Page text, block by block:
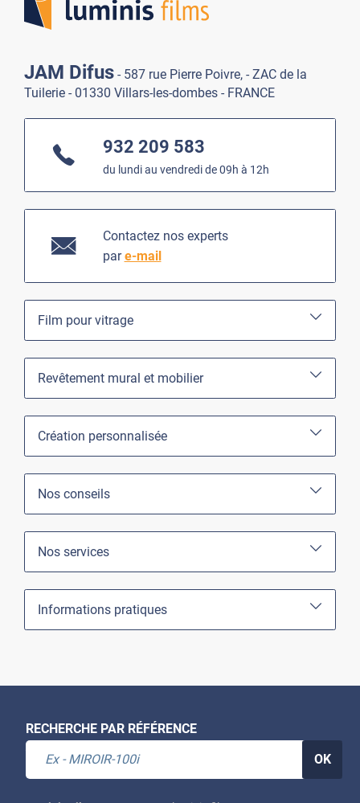
JAM Difus - 587 rue Pierre Poivre, - ZAC de la
Tuilerie - 01330 Villars-les-dombes - FRANCE
932 209 583
du lundi au vendredi de 09h à 12h
Contactez nos experts
pare-mail
Film pour vitrage
Revêtement mural et mobilier
Création personnalisée
Nos conseils
Nos services
Informations pratiques
RECHERCHE PAR RÉFÉRENCE
OK